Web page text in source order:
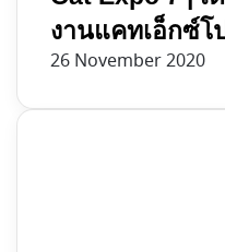
งานแคทเอ็กซ์โ
26 November 2020